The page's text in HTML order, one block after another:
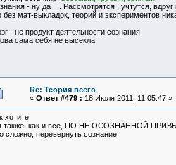
- ну да .... Рассмотрятся , учтутся,
без мат-выкладок, теорий и экспериментов
- не продукт деятельности сознания
сама себя не высекла
Re: Теория всего
« Ответ #479 : 18 Июля 2011, 11:05:47 »
хотите
также, как и все, ПО НЕ ОСОЗНАННОЙ
сложно, перевернуть сознание